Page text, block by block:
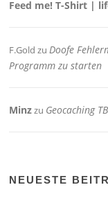
Feed me! T-Shirt |
F.Gold zuDoofe
Programm zu starten
Minzzu Geocaching
NEUESTE